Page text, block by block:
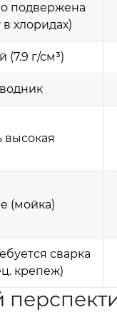
подвержена
в хлоридах)
(7.9 г/см³)
высокая
(мойка)
сварка
крепеж)